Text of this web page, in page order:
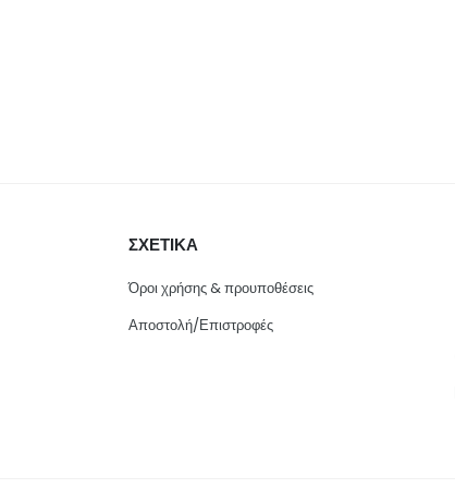
ΣΧΕΤΙΚΑ
Όροι χρήσης & προυποθέσεις
Αποστολή/Επιστροφές